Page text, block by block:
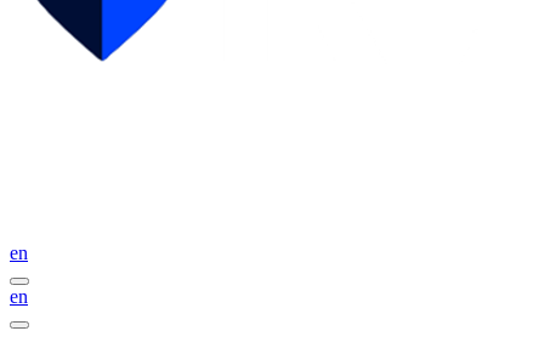
en
en